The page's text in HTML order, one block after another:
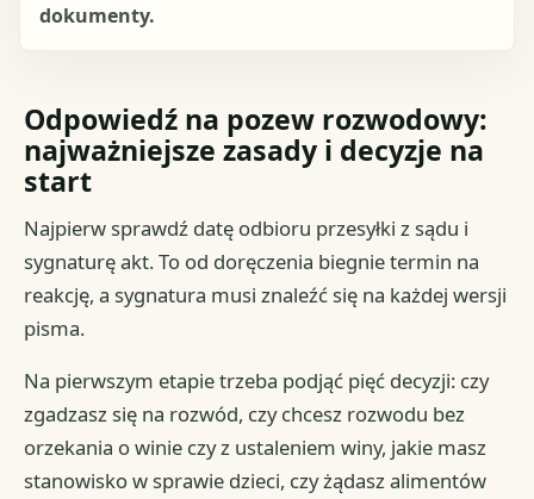
dokumenty.
Odpowiedź na pozew rozwodowy:
najważniejsze zasady i decyzje na
start
Najpierw sprawdź datę odbioru przesyłki z sądu i
sygnaturę akt. To od doręczenia biegnie termin na
reakcję, a sygnatura musi znaleźć się na każdej wersji
pisma.
Na pierwszym etapie trzeba podjąć pięć decyzji: czy
zgadzasz się na rozwód, czy chcesz rozwodu bez
orzekania o winie czy z ustaleniem winy, jakie masz
stanowisko w sprawie dzieci, czy żądasz alimentów